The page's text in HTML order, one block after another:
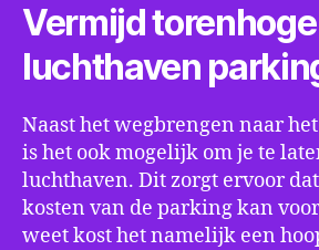
Vermijd torenhoge
luchthaven
Naast het wegbrengen naar
is het ook mogelijk om je te
luchthaven. Dit zorgt ervoor
kosten van de parking kan
weet kost het namelijk een